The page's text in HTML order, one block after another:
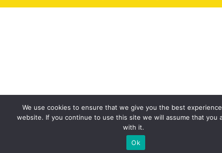
We use cookies to ensure that we give you the best
website. If you continue to use this site we will assume that you
with it.
Ok